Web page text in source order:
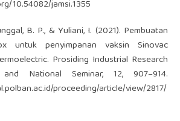
10.54082/jamsi.1355
B. P., & Yuliani, I. (2021). Pembuatan
untuk penyimpanan vaksin Sinovac
Prosiding Industrial Research
and National Seminar, 12, 907–914.
proceeding/article/view/2817/